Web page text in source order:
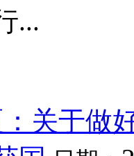
...
关于做